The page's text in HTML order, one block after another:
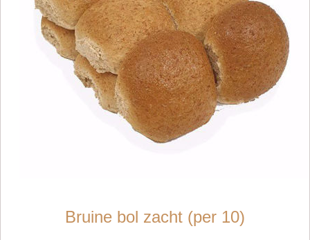
Bruine bol zacht (per 10)